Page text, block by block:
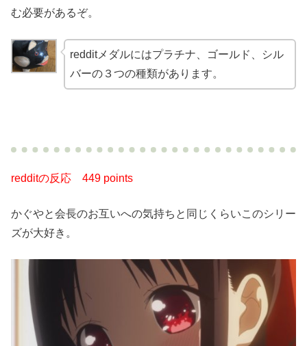
む必要があるぞ。
redditメダルにはプラチナ、ゴールド、シル
バーの３つの種類があります。
redditの反応 449 points
かぐやと会長のお互いへの気持ちと同じくらいこのシリー
ズが大好き。